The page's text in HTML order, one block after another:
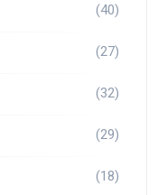
(40)
(27)
(32)
(29)
(18)